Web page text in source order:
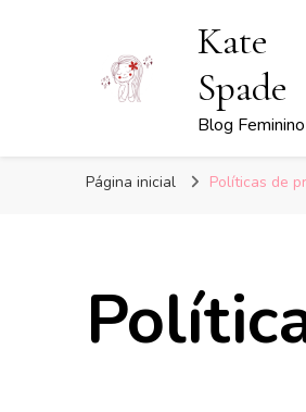
Kate
Spade
Blog Feminino
Página inicial Políticas de